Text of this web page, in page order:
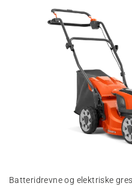
Batteridrevne og elektriske